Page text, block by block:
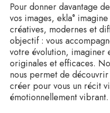
Pour donner davantage
vos images, ekla°
créatives, modernes et
objectif : vous
votre évolution, imaginer
originales et efficaces.
nous permet de
créer pour vous un récit
émotionnellement vibrant.